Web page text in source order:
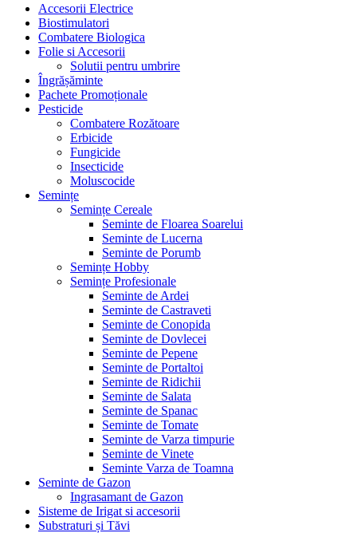
Accesorii Electrice
Biostimulatori
Combatere Biologica
Folie si Accesorii
Solutii pentru umbrire
Îngrășăminte
Pachete Promoționale
Pesticide
Combatere Rozătoare
Erbicide
Fungicide
Insecticide
Moluscocide
Semințe
Semințe Cereale
Seminte de Floarea Soarelui
Seminte de Lucerna
Seminte de Porumb
Semințe Hobby
Semințe Profesionale
Seminte de Ardei
Seminte de Castraveti
Seminte de Conopida
Seminte de Dovlecei
Seminte de Pepene
Seminte de Portaltoi
Seminte de Ridichii
Seminte de Salata
Seminte de Spanac
Seminte de Tomate
Seminte de Varza timpurie
Seminte de Vinete
Seminte Varza de Toamna
Seminte de Gazon
Ingrasamant de Gazon
Sisteme de Irigat si accesorii
Substraturi și Tăvi